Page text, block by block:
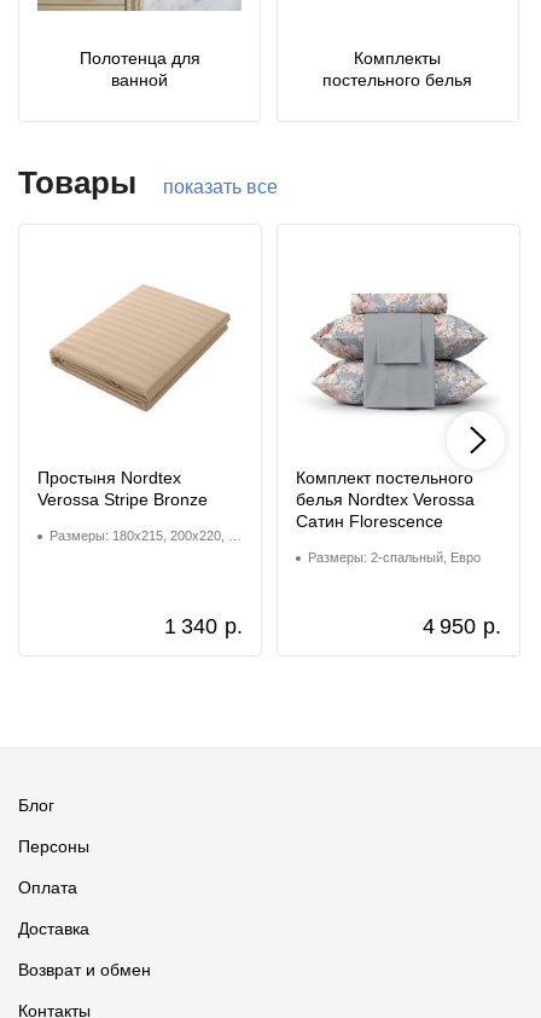
Полотенца для
ванной
Комплекты
постельного белья
Товары показать все
Простыня Nordtex
Verossa Stripe Bronze
Размеры: 180x215, 200x220, 220x240
1 340 р.
Комплект постельного
белья Nordtex Verossa
Сатин Florescence
Размеры: 2-спальный, Евро
4 950 р.
Блог
Персоны
Оплата
Доставка
Возврат и обмен
Контакты